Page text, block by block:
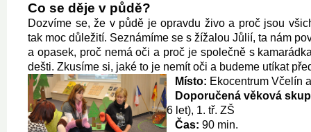
Co se děje v půdě?
Dozvíme se, že v půdě je opravdu živo a proč jsou
tak moc důležití. Seznámíme se s žížalou Jůlií, ta nám
a opasek, proč nemá oči a proč je společně s
dešti. Zkusíme si, jaké to je nemít oči a budeme utíkat
Místo: Ekocentrum Včelín
Doporučená věková
6 let), 1. tř. ZŠ
Čas: 90 min.